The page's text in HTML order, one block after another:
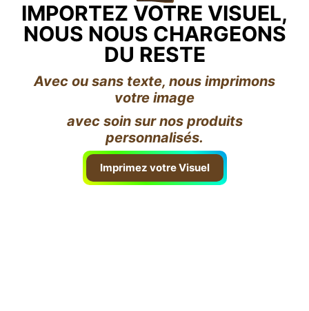
IMPORTEZ VOTRE VISUEL,
NOUS NOUS CHARGEONS
DU RESTE
Avec ou sans texte, nous imprimons
votre image
avec soin sur nos produits
personnalisés.
Imprimez votre Visuel